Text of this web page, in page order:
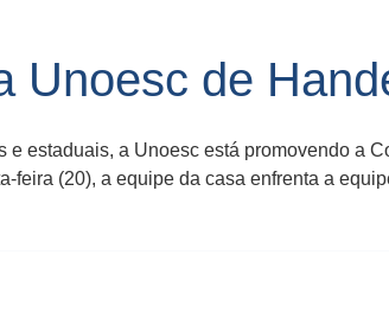
Unoesc de
estaduais, a Unoesc está promovendo a
feira (20), a equipe da casa enfrenta a